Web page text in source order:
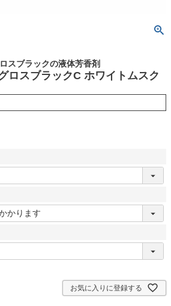
スブラックの液体芳香剤
ロスブラックC ホワイトムスク
お気に入りに登録する